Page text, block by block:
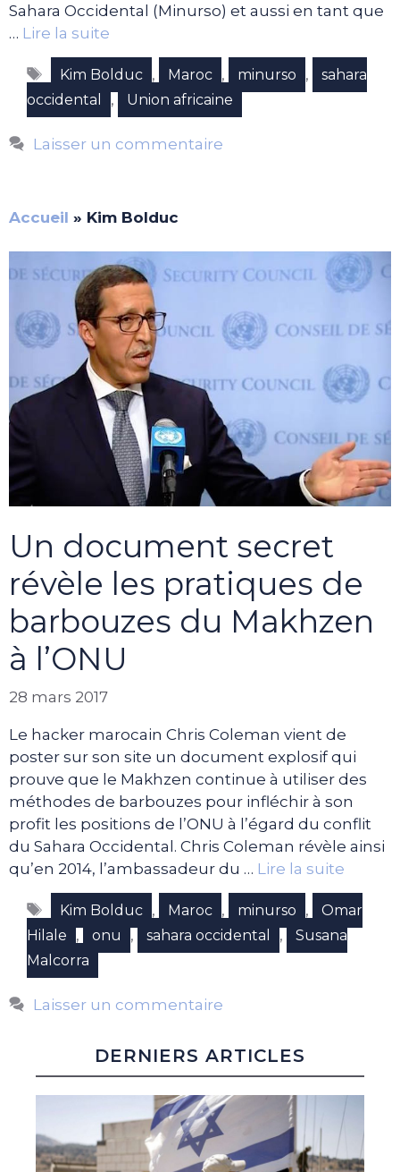
Sahara Occidental (Minurso) et aussi en tant que
… Lire la suite
Étiquettes
Kim Bolduc , Maroc , minurso ,
sahara
occidental
, Union africaine
Laisser un commentaire
Accueil » Kim Bolduc
Un document secret
révèle les pratiques de
barbouzes du Makhzen
à l’ONU
28 mars 2017
Le hacker marocain Chris Coleman vient de
poster sur son site un document explosif qui
prouve que le Makhzen continue à utiliser des
méthodes de barbouzes pour infléchir à son
profit les positions de l’ONU à l’égard du conflit
du Sahara Occidental. Chris Coleman révèle ainsi
qu’en 2014, l’ambassadeur du … Lire la suite
Étiquettes
Kim Bolduc , Maroc , minurso ,
Omar
Hilale
, onu , sahara occidental ,
Susana
Malcorra
Laisser un commentaire
DERNIERS ARTICLES